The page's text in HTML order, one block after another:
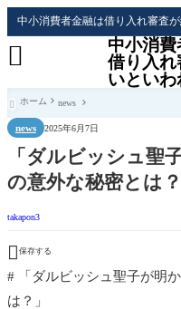
中小消費者金融は借り入れ審査
中小消
借り入れ
いとい

 ホーム news
news 2025年6月7日
「ダルビッシュ聖
の意外な秘密とは？
takapon3
 保存する
# 「ダルビッシュ聖子が明
は？」